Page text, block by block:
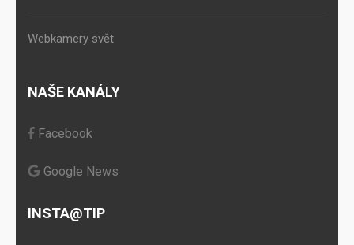
Webkamery svět
NAŠE KANÁLY
Facebook
Google News
INSTA@TIP